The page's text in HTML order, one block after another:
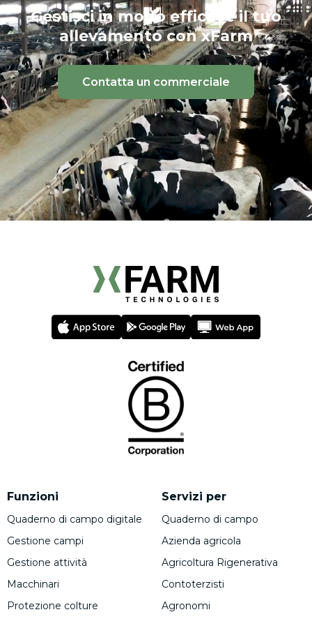
Gestisci in modo efficace il tuo
allevamento con xFarm
Contatta un commerciale
Funzioni
Quaderno di campo digitale
Gestione campi
Gestione attività
Macchinari
Protezione colture
Servizi per
Quaderno di campo
Azienda agricola
Agricoltura Rigenerativa
Contoterzisti
Agronomi